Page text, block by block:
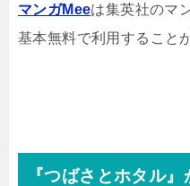
マンガMeeは集英社のマ
基本無料で利用すること
『つばさとホタル